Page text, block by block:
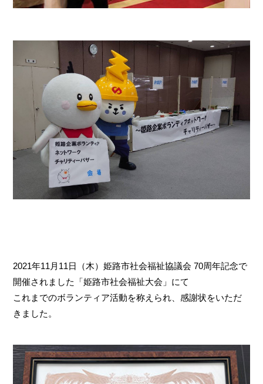
2021年11月11日（木）姫路市社会福祉協議会 70周年記念で
開催されました「姫路市社会福祉大会」にて
これまでのボランティア活動を称えられ、感謝状をいただ
きました。